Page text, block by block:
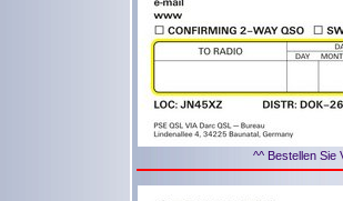
^^ Bestellen Sie